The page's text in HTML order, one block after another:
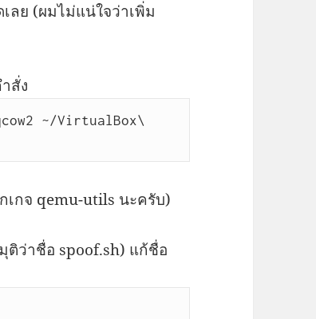
ลย (ผมไม่แน่ใจว่าเพิ่ม
สั่ง
~/VirtualBox\
เกจ qemu-utils นะครับ)
ติว่าชื่อ spoof.sh) แก้ชื่อ